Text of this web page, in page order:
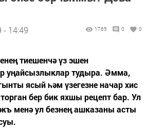
14:49 1765 0 0
тиешенчә үз эшен
уңайсызлык­лар тудыра. Әмма,
ясый һәм үзегезне начар хис
бер бик яхшы рецепт бар. Ул
менә ул безнең ашказаны асты